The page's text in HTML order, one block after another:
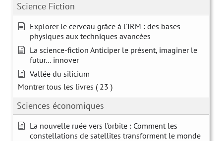
Science Fiction
Explorer le cerveau grâce à l'IRM : des bases
physiques aux techniques avancées
La science-fiction Anticiper le présent, imaginer le
futur… innover
Vallée du silicium
Montrer tous les livres ( 23 )
Sciences économiques
La nouvelle ruée vers l’orbite : Comment les
constellations de satellites transforment le monde